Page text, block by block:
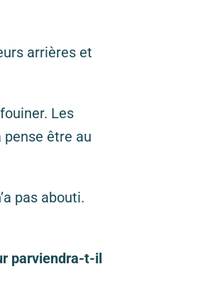
arrières et
Les
être au
pas abouti.
parviendra-t-il